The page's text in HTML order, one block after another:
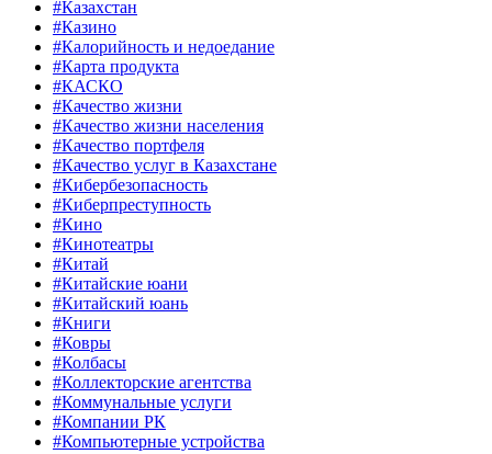
#Казахстан
#Казино
#Калорийность и недоедание
#Карта продукта
#КАСКО
#Качество жизни
#Качество жизни населения
#Качество портфеля
#Качество услуг в Казахстане
#Кибербезопасность
#Киберпреступность
#Кино
#Кинотеатры
#Китай
#Китайские юани
#Китайский юань
#Книги
#Ковры
#Колбасы
#Коллекторские агентства
#Коммунальные услуги
#Компании РК
#Компьютерные устройства